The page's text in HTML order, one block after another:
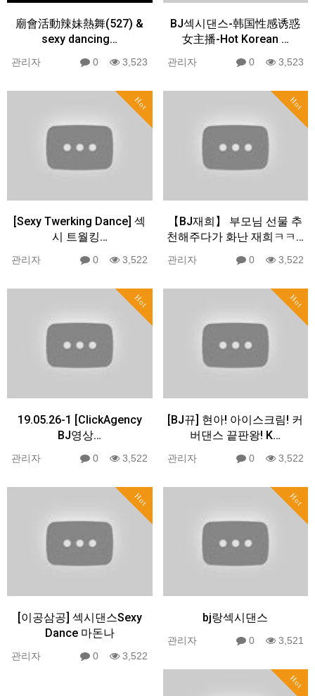
廟會活動辣妹熱舞(527) &
sexy dancing…
관리자 0 3,523
BJ섹시댄스-韩国性感诱惑
女主播-Hot Korean …
관리자 0 3,523
Hot
[Sexy Twerking Dance] 섹
시 트월킹…
관리자 0 3,522
Hot
【BJ재희】 부모님 선물 추
천해주다가 화난 재희ㅋㅋ…
관리자 0 3,522
Hot
19.05.26-1 [ClickAgency
BJ영상…
관리자 0 3,522
Hot
[BJ뀨] 현아! 아이스크림! 커
버댄스 끝판왕! K…
관리자 0 3,522
Hot
[이공삼공] 섹시댄스Sexy
Dance 마돈나
관리자 0 3,522
Hot
bj랑섹시댄스
관리자 0 3,521
Hot